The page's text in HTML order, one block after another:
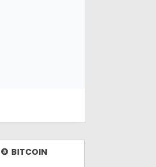
BITCOIN